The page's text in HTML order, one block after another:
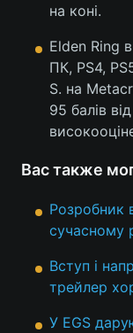
на коні.
Elden Ring
ПК, PS4,
S. на
95 балів
Вас также
Розробник
сучасному
Вступ і
трейлер
У EGS